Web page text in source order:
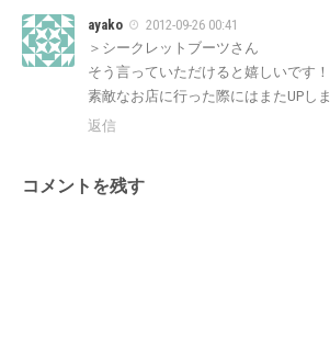
ayako
2012-09-26 00:41
＞シークレットブーツさん
そう言っていただけると嬉しいです！
素敵なお店に行った際にはまたUPし
返信
コメントを残す